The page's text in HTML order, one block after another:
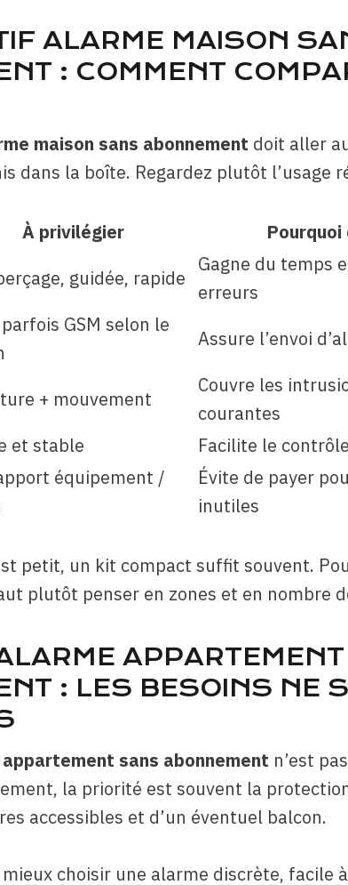
ALARME MAISON
: COMMENT
maison sans abonnement doit aller
dans la boîte. Regardez plutôt l’usage
À privilégier
Pourquoi
guidée, rapide
Gagne du temps
erreurs
GSM selon le
Assure l’envoi
+ mouvement
Couvre les
courantes
et stable
Facilite le
équipement /
Évite de payer
inutiles
petit, un kit compact suffit souvent.
plutôt penser en zones et en nombre
: LES BESOINS NE
sans abonnement n’est
la priorité est souvent la
accessibles et d’un éventuel balcon.
mieux choisir une alarme discrète, facile